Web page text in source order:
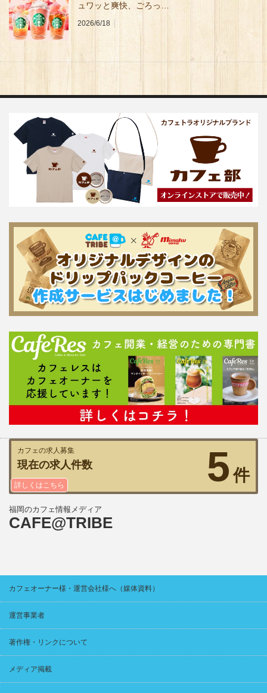
ュワッと爽快、ごろっ…
2026/6/18
カフェの求人募集
現在の求人件数 5 件
詳しくはこちら
福岡のカフェ情報メディア
CAFE@TRIBE
カフェオーナー様・運営会社様へ（媒体資料）
運営事業者
著作権・リンクについて
メディア掲載